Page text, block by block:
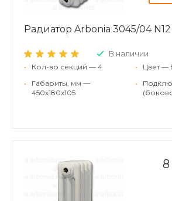
Радиатор Arbonia 3045/04 N12
В наличии
•
Кол-во секций — 4
•
Габариты, мм —
450x180x105
•
Цвет —
•
8